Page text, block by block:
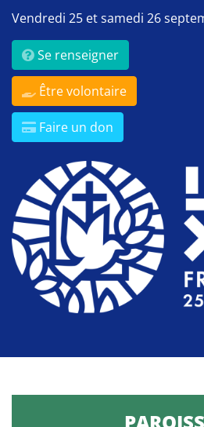
Vendredi 25 et samedi 26
Se renseigner
Être volontaire
Faire un don